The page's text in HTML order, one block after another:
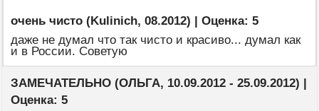
очень чисто (Kulinich, 08.2012) | Оценка: 5
даже не думал что так чисто и красиво... думал как
и в России. Советую
ЗАМЕЧАТЕЛЬНО (ОЛЬГА, 10.09.2012 - 25.09.2012) |
Оценка: 5